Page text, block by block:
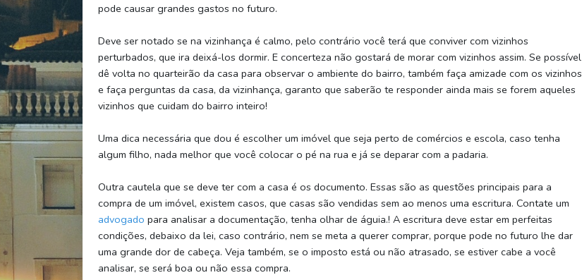
pode causar grandes gastos no futuro.
Deve ser notado se na vizinhança é calmo, pelo contrário você terá que conviver com vizinhos
perturbados, que ira deixá-los dormir. E concerteza não gostará de morar com vizinhos assim. Se possível
dê volta no quarteirão da casa para observar o ambiente do bairro, também faça amizade com os vizinhos
e faça perguntas da casa, da vizinhança, garanto que saberão te responder ainda mais se forem aqueles
vizinhos que cuidam do bairro inteiro!
Uma dica necessária que dou é escolher um imóvel que seja perto de comércios e escola, caso tenha
algum filho, nada melhor que você colocar o pé na rua e já se deparar com a padaria.
Outra cautela que se deve ter com a casa é os documento. Essas são as questões principais para a
compra de um imóvel, existem casos, que casas são vendidas sem ao menos uma escritura. Contate um
advogado para analisar a documentação, tenha olhar de águia.! A escritura deve estar em perfeitas
condições, debaixo da lei, caso contrário, nem se meta a querer comprar, porque pode no futuro lhe dar
uma grande dor de cabeça. Veja também, se o imposto está ou não atrasado, se estiver cabe a você
analisar, se será boa ou não essa compra.